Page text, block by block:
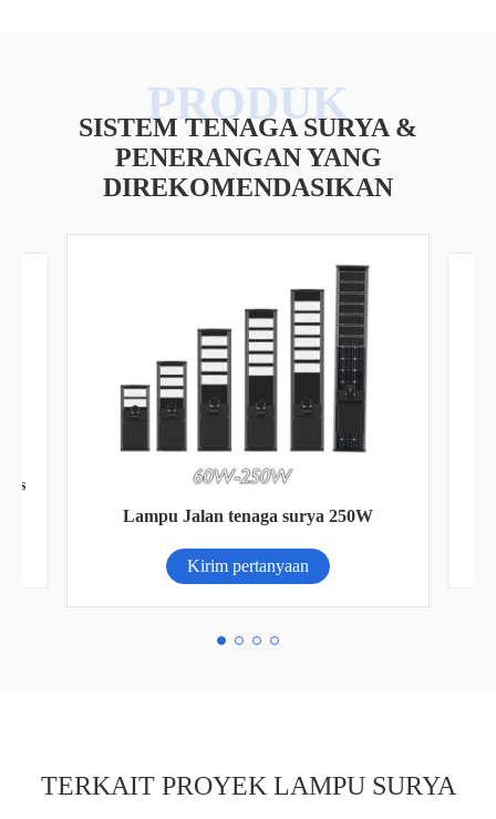
SISTEM TENAGA SURYA &
PENERANGAN YANG
DIREKOMENDASIKAN
Lampu Jalan tenaga surya 200W
Kirim pertanyaan
TERKAIT PROYEK LAMPU SURYA